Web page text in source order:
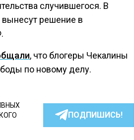
случившегося. В
вынесут решение в
, что блогеры Чекалины
по новому делу.
ПОДПИШИСЬ!